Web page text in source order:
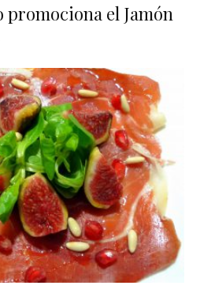
el Jamón